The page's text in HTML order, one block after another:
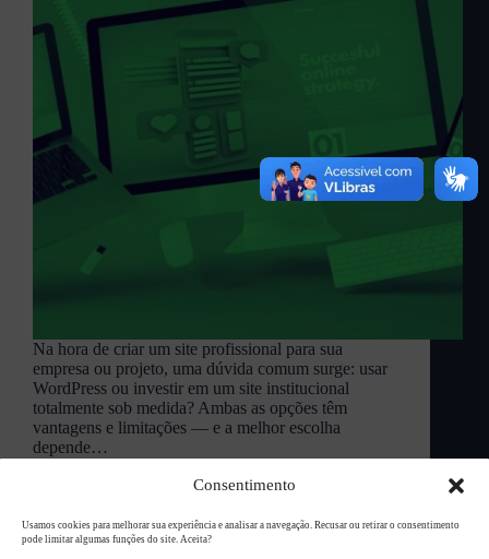
Consentimento
Usamos cookies para melhorar sua experiência e analisar a navegação. Recusar ou retirar o consentimento
pode limitar algumas funções do site. Aceita?
Na hora de criar um site profissional para sua
empresa ou projeto, uma dúvida comum surge: usar
WordPress ou investir em um site institucional
totalmente sob medida? Ambas as opções têm
vantagens e limitações — e a melhor escolha
depende…